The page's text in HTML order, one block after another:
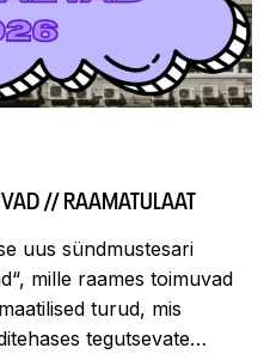
// RAAMATULAAT
uus sündmustesari
mille raames toimuvad
turud, mis
tegutsevate…